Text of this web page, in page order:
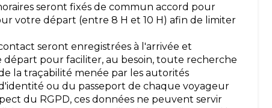
seront fixés de commun accord pour
votre départ (entre 8 H et 10 H) afin de limiter
seront enregistrées à l'arrivée et
départ pour faciliter, au besoin, toute recherche
la traçabilité menée par les autorités
ou du passeport de chaque voyageur
du RGPD, ces données ne peuvent servir